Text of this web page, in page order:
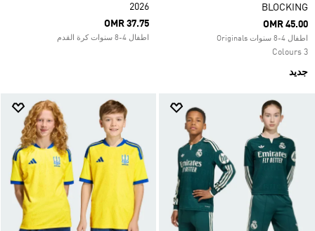
BLOCKING
OMR 45.00
اطفال 4-8 سنوات Originals
3 Colours
جديد
2026
OMR 37.75
اطفال 4-8 سنوات كرة القدم